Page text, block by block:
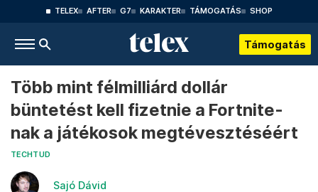
TELEX AFTER G7 KARAKTER TÁMOGATÁS SHOP
Támogatás
Több mint félmilliárd dollár
büntetést kell fizetnie a Fortnite-
nak a játékosok megtévesztéséért
TECHTUD
Sajó Dávid